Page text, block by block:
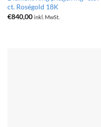
ct. Roségold 18K
€840,00 inkl. MwSt.